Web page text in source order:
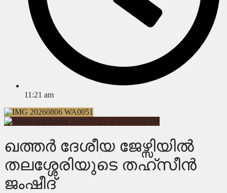
11:21 am
ഖത്തർ ദേശീയ ജേഴ്സിയിൽ
തലശ്ശേരിയുടെ തഹ്സീൻ
ജംഷീദ്